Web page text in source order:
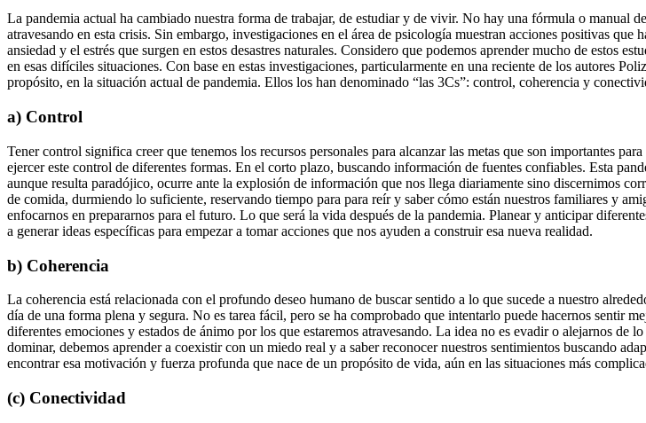
La pandemia actual ha cambiado nuestra forma de trabajar, de estudiar y de vivir. No hay una fórmula o manual
atravesando en esta crisis. Sin embargo, investigaciones en el área de psicología muestran acciones positivas
ansiedad y el estrés que surgen en estos desastres naturales. Considero que podemos aprender mucho de estos
en esas difíciles situaciones. Con base en estas investigaciones, particularmente en una reciente de los autores
propósito, en la situación actual de pandemia. Ellos los han denominado “las 3Cs”: control, coherencia y
a) Control
Tener control significa creer que tenemos los recursos personales para alcanzar las metas que son importantes
ejercer este control de diferentes formas. En el corto plazo, buscando información de fuentes confiables. Esta
aunque resulta paradójico, ocurre ante la explosión de información que nos llega diariamente sino discernimos
de comida, durmiendo lo suficiente, reservando tiempo para para reír y saber cómo están nuestros familiares y
enfocarnos en prepararnos para el futuro. Lo que será la vida después de la pandemia. Planear y anticipar
a generar ideas específicas para empezar a tomar acciones que nos ayuden a construir esa nueva realidad.
b) Coherencia
La coherencia está relacionada con el profundo deseo humano de buscar sentido a lo que sucede a nuestro
día de una forma plena y segura. No es tarea fácil, pero se ha comprobado que intentarlo puede hacernos sentir
diferentes emociones y estados de ánimo por los que estaremos atravesando. La idea no es evadir o alejarnos
dominar, debemos aprender a coexistir con un miedo real y a saber reconocer nuestros sentimientos buscando
encontrar esa motivación y fuerza profunda que nace de un propósito de vida, aún en las situaciones más
(c) Conectividad